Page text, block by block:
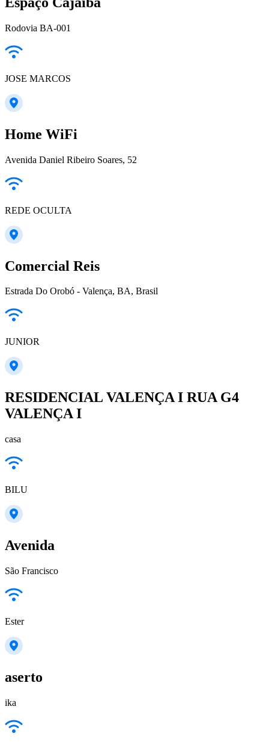
Rodovia BA-001
JOSE MARCOS
Home WiFi
Avenida Daniel Ribeiro Soares, 52
REDE OCULTA
Comercial Reis
Estrada Do Orobó - Valença, BA, Brasil
JUNIOR
RESIDENCIAL VALENÇA I RUA G4
VALENÇA I
casa
BILU
Avenida
São Francisco
Ester
aserto
ika